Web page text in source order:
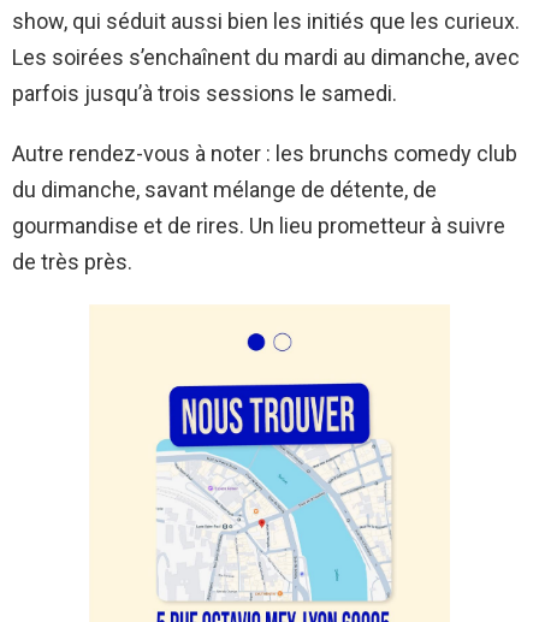
show, qui séduit aussi bien les initiés que les curieux.
Les soirées s’enchaînent du mardi au dimanche, avec
parfois jusqu’à trois sessions le samedi.
Autre rendez-vous à noter : les brunchs comedy club
du dimanche, savant mélange de détente, de
gourmandise et de rires. Un lieu prometteur à suivre
de très près.